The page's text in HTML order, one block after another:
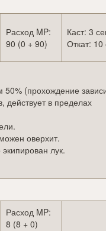
Расход MP:
90 (0 + 90)
Каст: 3
Откат: 10
(прохождение
действует в пределах
оверхит.
лук.
Расход MP:
8 (8 + 0)